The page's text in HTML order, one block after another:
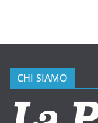
CHI SIAMO